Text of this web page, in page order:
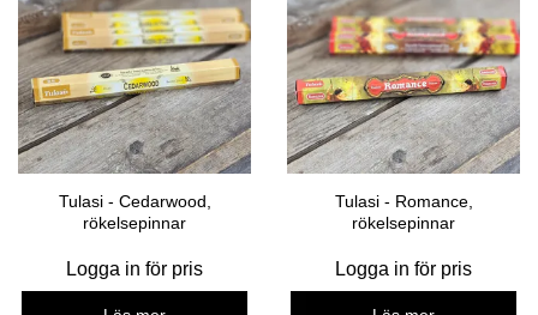
Tulasi - Cedarwood,
rökelsepinnar
Logga in för pris
Tulasi - Romance,
rökelsepinnar
Logga in för pris